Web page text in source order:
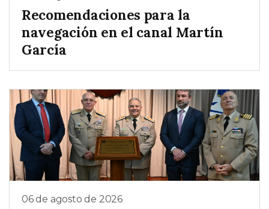
Recomendaciones para la
navegación en el canal Martín
García
06 de agosto de 2026